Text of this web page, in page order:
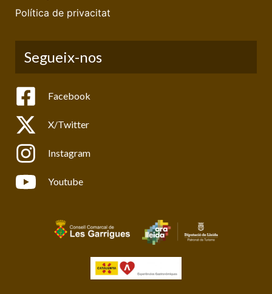
Política de privacitat
Segueix-nos
Facebook
X/Twitter
Instagram
Youtube